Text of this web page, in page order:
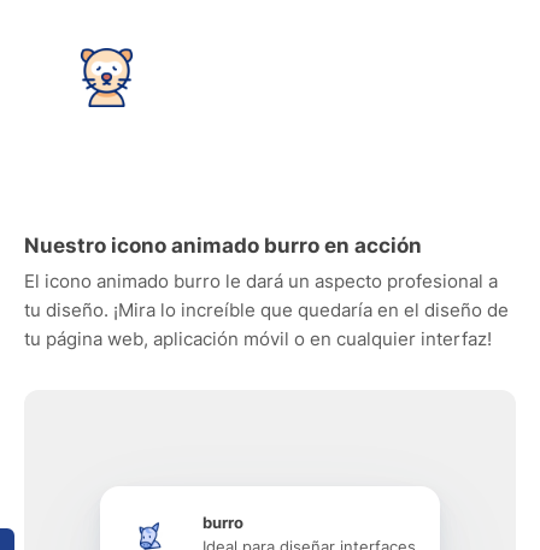
Nuestro icono animado burro en acción
El icono animado burro le dará un aspecto profesional a
tu diseño. ¡Mira lo increíble que quedaría en el diseño de
tu página web, aplicación móvil o en cualquier interfaz!
burro